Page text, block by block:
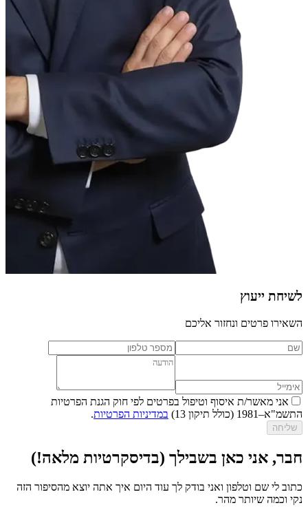
לשיחת ייעוץ
השאירו פרטים ונחזור אליכם
אני מאשר/ת איסוף וטיפול בפרטים לפי חוק הגנת הפרטיות
התשמ"א–1981 (כולל תיקון 13)
במדיניות הפרטיות.
שליחה
חבר, אני כאן בשבילך (בדיסקרטיות מלאה!)
כתוב לי שם וטלפון ואני בודק לך עוד היום איך אתה יוצא מהסיפור הזה
נקי וכמה שיותר מהר.